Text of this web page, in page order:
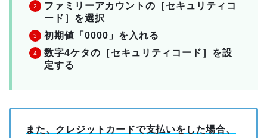
ファミリーアカウントの［セキュリティコ
ード］を選択
初期値「0000」を入れる
数字4ケタの［セキュリティコード］を設
定する
また、クレジットカードで支払いをした場合、